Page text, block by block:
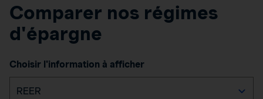
Comparer nos régimes
d'épargne
Choisir l'information à afficher